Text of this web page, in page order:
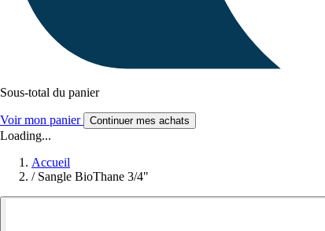
Sous-total du panier
Voir mon panier Continuer mes achats
Loading...
Accueil
/ Sangle BioThane 3/4"